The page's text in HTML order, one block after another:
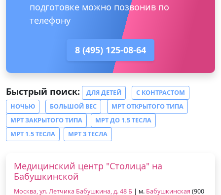
подготовке можно позвонив по
телефону
8 (495) 125-08-64
Быстрый поиск: ДЛЯ ДЕТЕЙ
С КОНТРАСТОМ
НОЧЬЮ
БОЛЬШОЙ ВЕС
МРТ ОТКРЫТОГО ТИПА
МРТ ЗАКРЫТОГО ТИПА
МРТ ДО 1.5 ТЕСЛА
МРТ 1.5 ТЕСЛА
МРТ 3 ТЕСЛА
Медицинский центр "Столица" на
Бабушкинской
Москва, ул. Летчика Бабушкина, д. 48 Б | м. Бабушкинская (900